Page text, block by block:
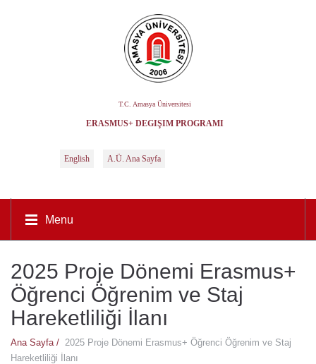
T.C. Amasya Üniversitesi
ERASMUS+ DEĞIŞIM PROGRAMI
English A.Ü. Ana Sayfa
Menu
2025 Proje Dönemi Erasmus+
Öğrenci Öğrenim ve Staj
Hareketliliği İlanı
Ana Sayfa / 2025 Proje Dönemi Erasmus+ Öğrenci Öğrenim ve Staj
Hareketliliği İlanı